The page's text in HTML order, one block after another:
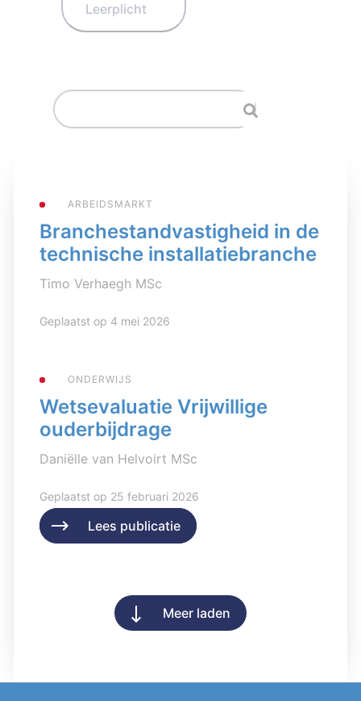
Leerplicht
ARBEIDSMARKT
Branchestandvastigheid in de
technische installatiebranche
Timo Verhaegh MSc
Geplaatst op 4 mei 2026
Lees publicatie
ONDERWIJS
Wetsevaluatie Vrijwillige
ouderbijdrage
Daniëlle van Helvoirt MSc
Geplaatst op 25 februari 2026
Lees publicatie
Meer laden